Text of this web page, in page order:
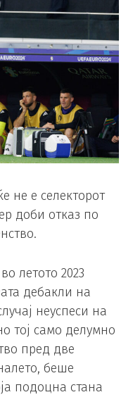
не е селекторот
доби отказ по
летото 2023
дебакли на
неуспеси на
тој само делумно
пред две
беше
подоцна стана